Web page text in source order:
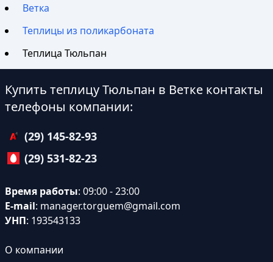
Ветка
Теплицы из поликарбоната
Теплица Тюльпан
Купить теплицу Тюльпан в Ветке контакты
телефоны компании:
(29) 145-82-93
(29) 531-82-23
Время работы: 09:00 - 23:00
E-mail: manager.torguem@gmail.com
УНП: 193543133
О компании